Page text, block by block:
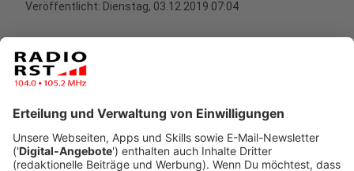
Veröffentlicht: Dienstag, 03.12.2019 07:04
Anzeige
Vorgesehen ist eine engere Taktung der Verbindungen
vom Münsterland in die Stadt Münster (und
umgekehrt), eine Ausweitung der Verbindungen wie
auch des Streckennetzes – nicht nur im Münsterland,